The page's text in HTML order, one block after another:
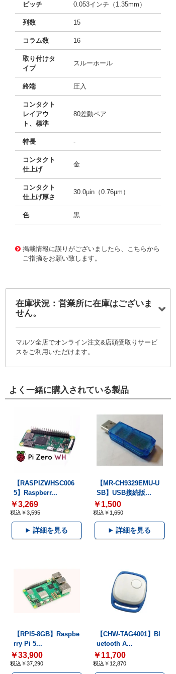
ピッチ 0.053インチ（1.35mm）
列数 15
コラム数 16
取り付けタ
イプ
スルーホール
終端 圧入
コンタクト
レイアウ
ト、標準
80差動ペア
特長 -
コンタクト
仕上げ
金
コンタクト
仕上げ厚さ
30.0µin（0.76µm）
色 黒
掲載情報に誤りがございましたら、こちらから
ご指摘をお願い致します。
在庫状況：営業所に在庫はございま
せん。
マルツ全店でオンライン注文&店頭受取りサービ
スをご利用いただけます。
よく一緒に購入されている製品
【RASPIZWHSC006
5】Raspberr...
￥3,269
税込￥3,595
詳細を見る
【MR-CH9329EMU-U
SB】USB接続版...
￥1,500
税込￥1,650
詳細を見る
【RPI5-8GB】Raspbe
rry Pi 5...
￥33,900
税込￥37,290
【CHW-TAG4001】Bl
uetooth A...
￥11,700
税込￥12,870